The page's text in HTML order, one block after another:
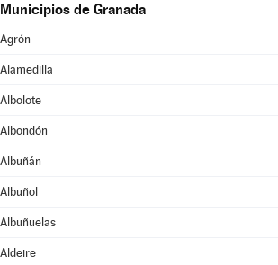
Municipios de Granada
Agrón
Alamedilla
Albolote
Albondón
Albuñán
Albuñol
Albuñuelas
Aldeire